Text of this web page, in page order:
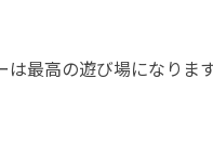
最高の遊び場になります